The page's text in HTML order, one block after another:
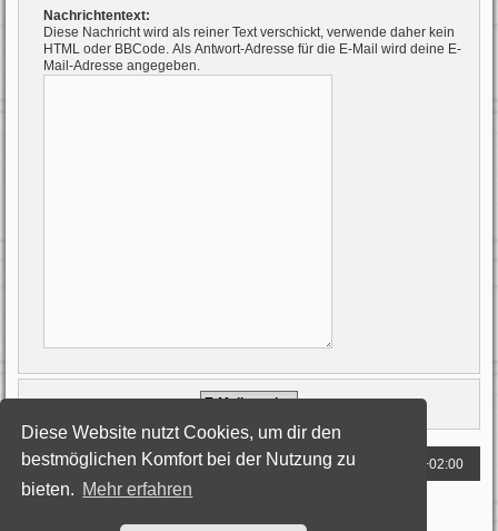
Diese Website nutzt Cookies, um dir den
bestmöglichen Komfort bei der Nutzung zu
bieten. Mehr erfahren
Nachrichtentext:
Diese Nachricht wird als reiner Text verschickt, verwende daher kein
HTML oder BBCode. Als Antwort-Adresse für die E-Mail wird deine E-
Mail-Adresse angegeben.
Foren-Übersicht Alle Zeiten sind UTC+02:00
Deutsche Übersetzung durchphpBB.de